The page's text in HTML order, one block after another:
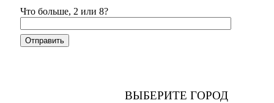
Что больше, 2 или 8?
ВЫБЕРИТЕ ГОРОД